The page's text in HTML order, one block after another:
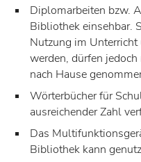
Diplomarbeiten bzw.
Bibliothek einsehbar.
Nutzung im Unterricht
werden, dürfen
nach Hause
Wörterbücher für
ausreichender Zahl
Das
Bibliothek kann